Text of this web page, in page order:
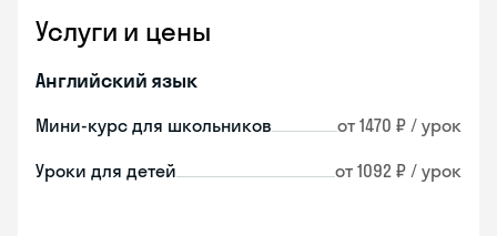
Услуги и цены
Английский язык
Мини-курс для школьников от 1470 ₽ / урок
Уроки для детей от 1092 ₽ / урок